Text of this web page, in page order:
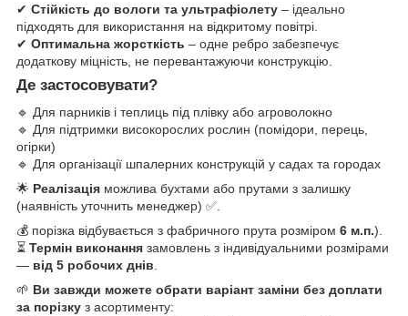
✔ Стійкість до вологи та ультрафіолету – ідеально
підходять для використання на відкритому повітрі.
✔ Оптимальна жорсткість – одне ребро забезпечує
додаткову міцність, не перевантажуючи конструкцію.
Де застосовувати?
🔹 Для парників і теплиць під плівку або агроволокно
🔹 Для підтримки високорослих рослин (помідори, перець,
огірки)
🔹 Для організації шпалерних конструкцій у садах та городах
🌟 Реалізація можлива бухтами або прутами з залишку
(наявність уточнить менеджер) ✅.
💰 порізка відбувається з фабричного прута розміром 6 м.п.).
⏳ Термін виконання замовлень з індивідуальними розмірами
— від 5 робочих днів.
🌱 Ви завжди можете обрати варіант заміни без доплати
за порізку з асортименту: